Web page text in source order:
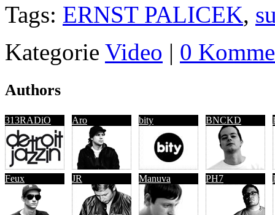
Tags: ERNST PALICEK,
Kategorie Video | 0
Authors
313RADiO Aro bity BNCKD
Feux JR Manuva PH7